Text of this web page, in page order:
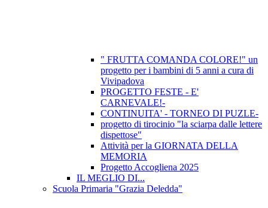
" FRUTTA COMANDA COLORE!" un
progetto per i bambini di 5 anni a cura di
Vivipadova
PROGETTO FESTE - E'
CARNEVALE!-
CONTINUITA' - TORNEO DI PUZLE-
progetto di tirocinio "la sciarpa dalle lettere
dispettose"
Attività per la GIORNATA DELLA
MEMORIA
Progetto Accogliena 2025
IL MEGLIO DI...
Scuola Primaria "Grazia Deledda"